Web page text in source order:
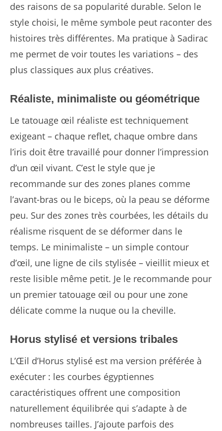
des raisons de sa popularité durable. Selon le
style choisi, le même symbole peut raconter des
histoires très différentes. Ma pratique à Sadirac
me permet de voir toutes les variations – des
plus classiques aux plus créatives.
Réaliste, minimaliste ou géométrique
Le tatouage œil réaliste est techniquement
exigeant – chaque reflet, chaque ombre dans
l’iris doit être travaillé pour donner l’impression
d’un œil vivant. C’est le style que je
recommande sur des zones planes comme
l’avant-bras ou le biceps, où la peau se déforme
peu. Sur des zones très courbées, les détails du
réalisme risquent de se déformer dans le
temps. Le minimaliste – un simple contour
d’œil, une ligne de cils stylisée – vieillit mieux et
reste lisible même petit. Je le recommande pour
un premier tatouage œil ou pour une zone
délicate comme la nuque ou la cheville.
Horus stylisé et versions tribales
L’Œil d’Horus stylisé est ma version préférée à
exécuter : les courbes égyptiennes
caractéristiques offrent une composition
naturellement équilibrée qui s’adapte à de
nombreuses tailles. J’ajoute parfois des